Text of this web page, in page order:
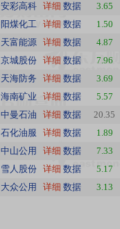
安彩高科 详细 数据
3.65
阳煤化工 详细 数据
1.50
天富能源 详细 数据
4.87
京城股份 详细 数据
7.96
天海防务 详细 数据
3.69
海南矿业 详细 数据
5.57
中曼石油 详细 数据
20.35
石化油服 详细 数据
1.89
中山公用 详细 数据
7.33
雪人股份 详细 数据
5.17
大众公用 详细 数据 3.13